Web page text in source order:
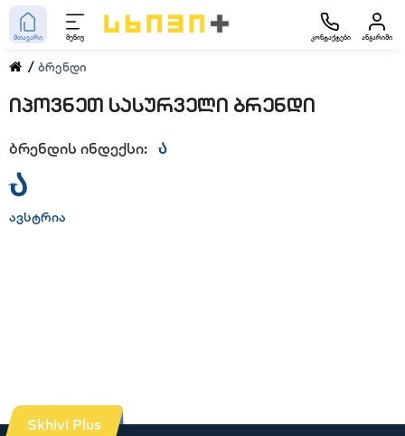
მთავარი მენიუ კონტაქტები ანგარიში
ბრენდი
იპოვნეთ სასურველი ბრენდი
ბრენდის ინდექსი: Ა
Ა
ავსტრია
Skhivi Plus